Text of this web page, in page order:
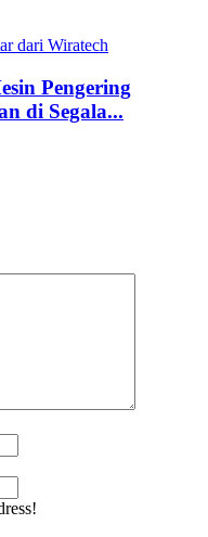
Pengering
di Segala...